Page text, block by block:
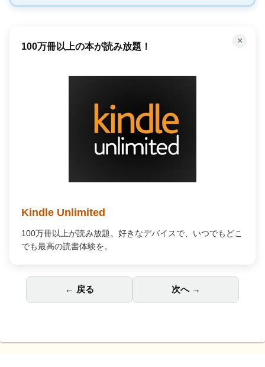
×
「聴く」読書で時間を有効活用
Audible オーディオブック
プロの朗読で「聴く」読書。通勤中や家事の合間が、あな
ただけの贅沢な読書時間に変わります。
← 戻る 次へ →